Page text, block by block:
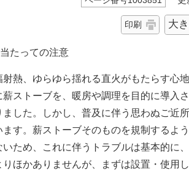
印刷 大
たっての注意
熱、ゆらゆら揺れる直火がもたらす心地
ストーブを、暖房や調理を目的に導入さ
した。しかし、普及に伴う思わぬご近
ます。薪ストーブそのものを規制するよ
いため、これに伴うトラブルは基本的に
りほかありませんが、まずは設置・使用